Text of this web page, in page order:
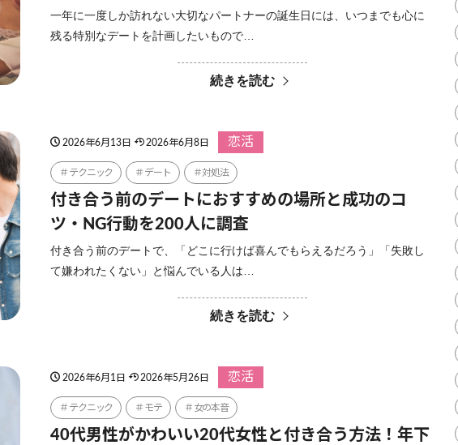
一年に一度しか訪れない大切なパートナーの誕生日には、いつまでも心に
残る特別なデートを計画したいもので…
続きを読む
2026年6月13日 2026年6月8日 恋活
テクニック デート 対処法
付き合う前のデートにおすすめの場所と成功のコ
ツ・NG行動を200人に調査
付き合う前のデートで、「どこに行けば喜んでもらえるだろう」「失敗し
て嫌われたくない」と悩んでいる人は…
続きを読む
2026年6月1日 2026年5月26日 恋活
テクニック モテ 女の本音
40代男性がかわいい20代女性と付き合う方法！年下